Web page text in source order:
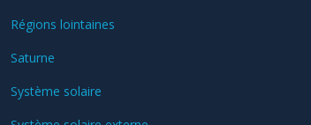
Régions lointaines
Saturne
Système solaire